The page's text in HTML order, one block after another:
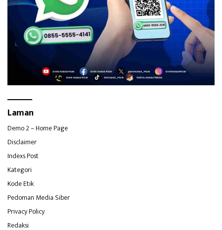
Laman
Demo 2 – Home Page
Disclaimer
Indexs Post
Kategori
Kode Etik
Pedoman Media Siber
Privacy Policy
Redaksi